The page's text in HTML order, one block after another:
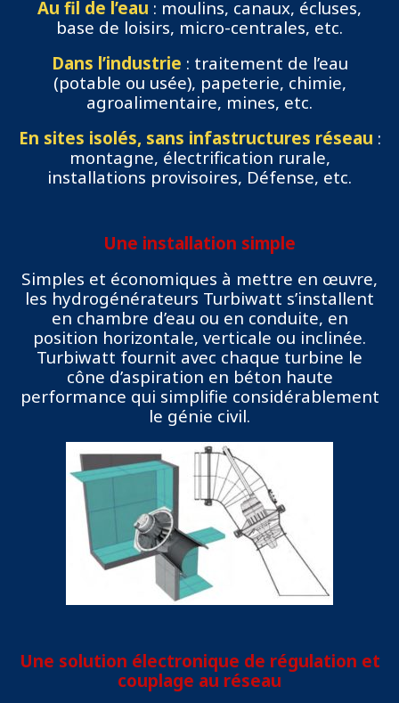
Au fil de l’eau : moulins, canaux, écluses,
base de loisirs, micro-centrales, etc.
Dans l’industrie : traitement de l’eau
(potable ou usée), papeterie, chimie,
agroalimentaire, mines, etc.
En sites isolés, sans infastructures réseau :
montagne, électrification rurale,
installations provisoires, Défense, etc.
Une installation simple
Simples et économiques à mettre en œuvre,
les hydrogénérateurs Turbiwatt s’installent
en chambre d’eau ou en conduite, en
position horizontale, verticale ou inclinée.
Turbiwatt fournit avec chaque turbine le
cône d’aspiration en béton haute
performance qui simplifie considérablement
le génie civil.
Une solution électronique de régulation et
couplage au réseau